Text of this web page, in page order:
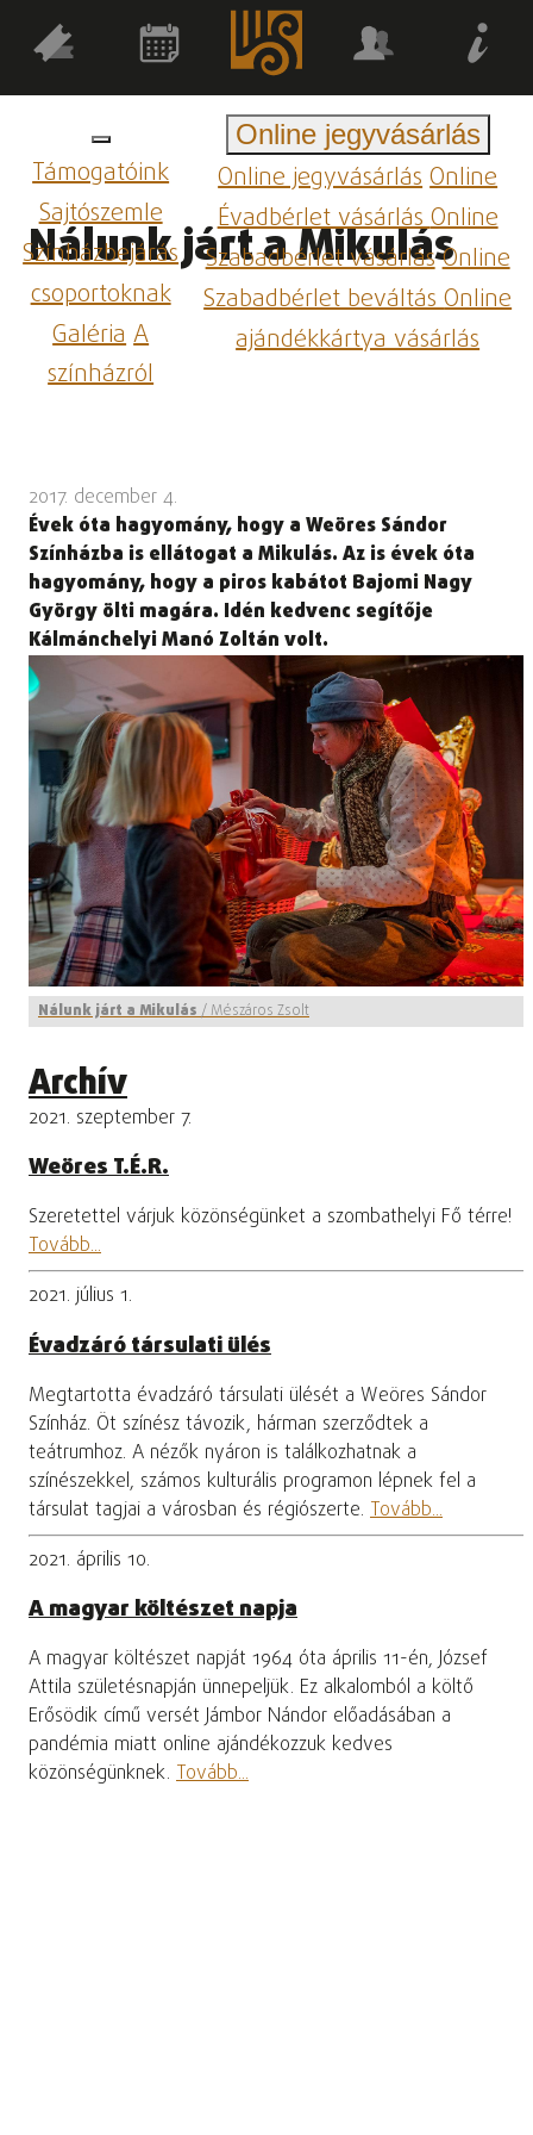
Támogatóink
Sajtószemle
Színházbejárás
csoportoknak
GalériaA
színházról
Online jegyvásárlás
Online jegyvásárlásOnline
Évadbérlet vásárlásOnline
Szabadbérlet vásárlásOnline
Szabadbérlet beváltásOnline
ajándékkártya vásárlás
Nálunk járt a Mikulás
2017. december 4.
Évek óta hagyomány, hogy a Weöres Sándor
Színházba is ellátogat a Mikulás. Az is évek óta
hagyomány, hogy a piros kabátot Bajomi Nagy
György ölti magára. Idén kedvenc segítője
Kálmánchelyi Manó Zoltán volt.
Nálunk járt a Mikulás/Mészáros Zsolt
Archív
2021. szeptember 7.
Weöres T.É.R.
Szeretettel várjuk közönségünket a szombathelyi Fő térre!
Tovább...
2021. július 1.
Évadzáró társulati ülés
Megtartotta évadzáró társulati ülését a Weöres Sándor
Színház. Öt színész távozik, hárman szerződtek a
teátrumhoz. A nézők nyáron is találkozhatnak a
színészekkel, számos kulturális programon lépnek fel a
társulat tagjai a városban és régiószerte. Tovább...
2021. április 10.
A magyar költészet napja
A magyar költészet napját 1964 óta április 11-én, József
Attila születésnapján ünnepeljük. Ez alkalomból a költő
Erősödik című versét Jámbor Nándor előadásában a
pandémia miatt online ajándékozzuk kedves
közönségünknek. Tovább...